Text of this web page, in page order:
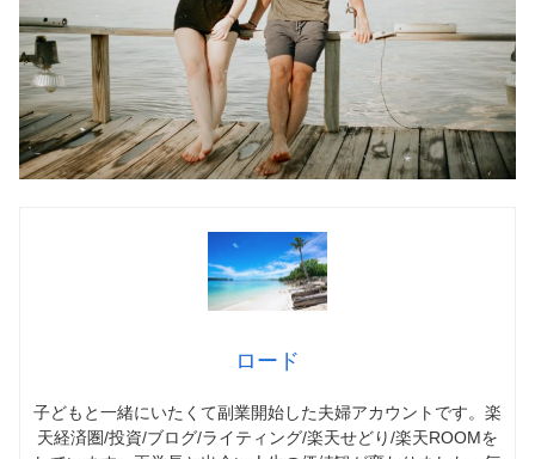
ロード
子どもと一緒にいたくて副業開始した夫婦アカウントです。楽
天経済圏/投資/ブログ/ライティング/楽天せどり/楽天ROOMを